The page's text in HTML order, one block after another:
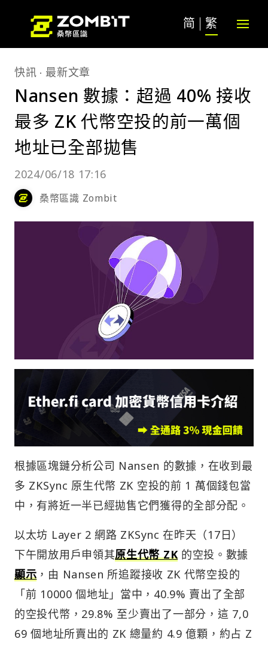
简 繁
快訊 最新文章
Nansen 數據：超過 40% 接收
最多 ZK 代幣空投的前一萬個
地址已全部拋售
2024/06/18 17:16
桑幣區識 Zombit
根據區塊鏈分析公司 Nansen 的數據，在收到最
多 ZKSync 原生代幣 ZK 空投的前 1 萬個錢包當
中，有將近一半已經拋售它們獲得的全部分配。
以太坊 Layer 2 網路 ZKSync 在昨天（17日）
下午開放用戶申領其原生代幣 ZK的空投。數據
顯示 ，由 Nansen 所追蹤接收 ZK 代幣空投的
「前 10000 個地址」當中，40.9% 賣出了全部
的空投代幣，29.8% 至少賣出了一部分，這 7,0
69 個地址所賣出的 ZK 總量約 4.9 億顆，約占 Z